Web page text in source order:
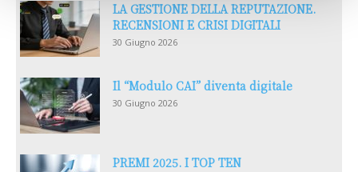
LA GESTIONE DELLA REPUTAZIONE.
RECENSIONI E CRISI DIGITALI
30 Giugno 2026
Il “Modulo CAI” diventa digitale
30 Giugno 2026
PREMI 2025. I TOP TEN